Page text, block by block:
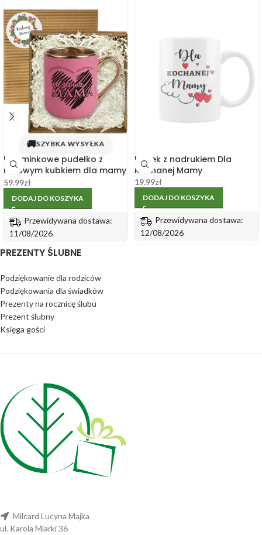
🚚SZYBKA WYSYŁKA
Upominkowe pudełko z
różowym kubkiem dla mamy
330ml
59.99zł
DODAJ DO KOSZYKA
Przewidywana dostawa:
11/08/2026
Kubek z nadrukiem Dla
Kochanej Mamy
19.99zł
DODAJ DO KOSZYKA
Przewidywana dostawa:
12/08/2026
PREZENTY ŚLUBNE
Podziękowanie dla rodziców
Podziękowania dla świadków
Prezenty na rocznicę ślubu
Prezent ślubny
Księga gości
Milcard Lucyna Majka
ul. Karola Miarki 36